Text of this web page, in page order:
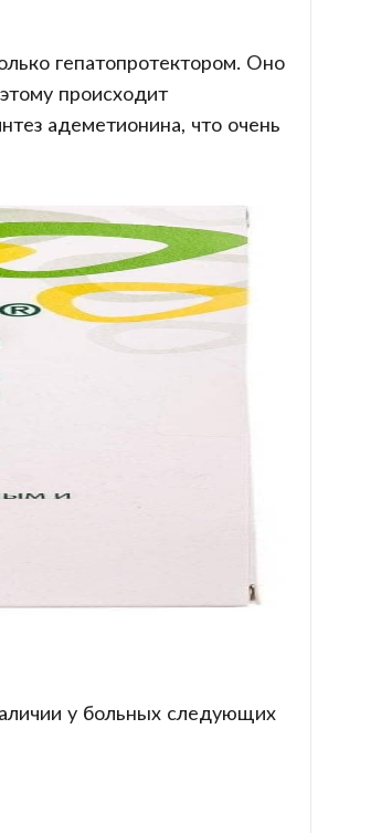
гепатопротектором. Оно
происходит
адеметионина, что очень
у больных следующих